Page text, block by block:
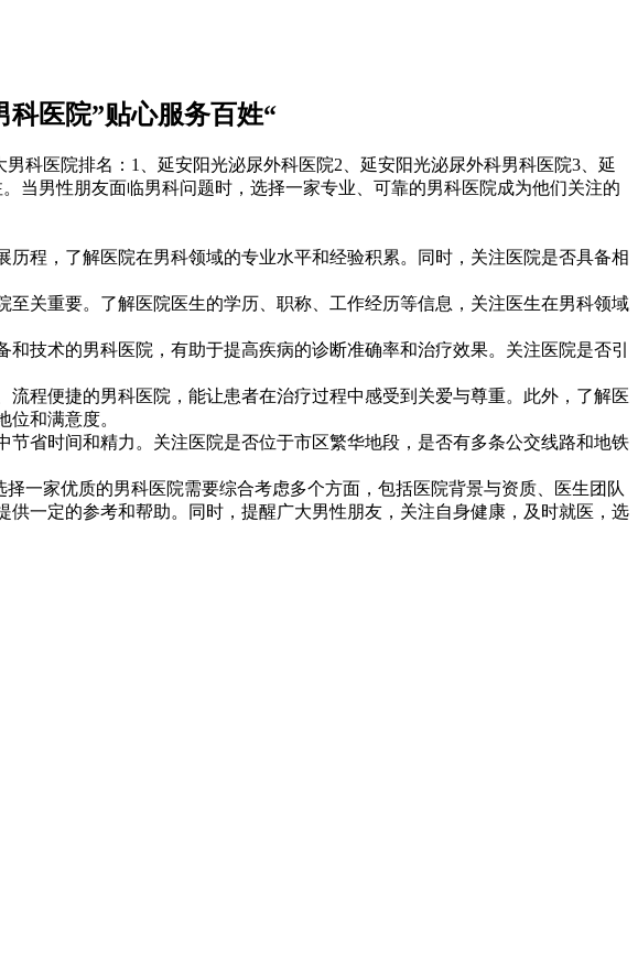
医院”贴心服务百姓“
医院排名：1、延安阳光泌尿外科医院2、延安阳光泌尿外科男科医院3、延
当男性朋友面临男科问题时，选择一家专业、可靠的男科医院成为他们关注的
程，了解医院在男科领域的专业水平和经验积累。同时，关注医院是否具备相
关重要。了解医院医生的学历、职称、工作经历等信息，关注医生在男科领域
术的男科医院，有助于提高疾病的诊断准确率和治疗效果。关注医院是否引
程便捷的男科医院，能让患者在治疗过程中感受到关爱与尊重。此外，了解医
和满意度。
省时间和精力。关注医院是否位于市区繁华地段，是否有多条公交线路和地铁
家优质的男科医院需要综合考虑多个方面，包括医院背景与资质、医生团队
一定的参考和帮助。同时，提醒广大男性朋友，关注自身健康，及时就医，选